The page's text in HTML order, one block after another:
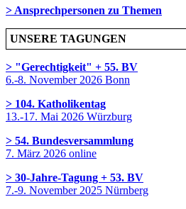
> Ansprechpersonen zu Themen
UNSERE TAGUNGEN
> "Gerechtigkeit" + 55. BV
6.-8. November 2026 Bonn
> 104. Katholikentag
13.-17. Mai 2026 Würzburg
> 54. Bundesversammlung
7. März 2026 online
> 30-Jahre-Tagung + 53. BV
7.-9. November 2025 Nürnberg